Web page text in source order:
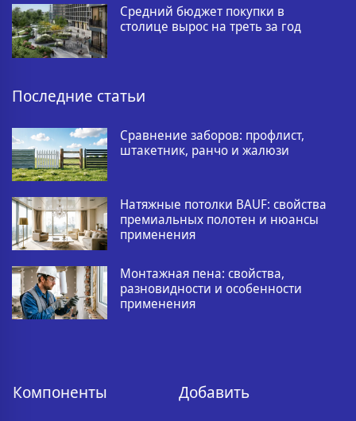
Средний бюджет покупки в
столице вырос на треть за год
Последние статьи
Сравнение заборов: профлист,
штакетник, ранчо и жалюзи
Натяжные потолки BAUF: свойства
премиальных полотен и нюансы
применения
Монтажная пена: свойства,
разновидности и особенности
применения
Компоненты Добавить